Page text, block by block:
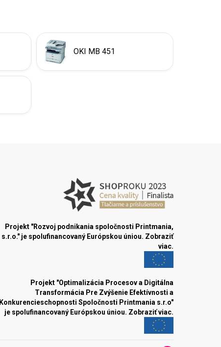
OKI MB 451
Projekt "Rozvoj podnikania spoločnosti Printmania,
s.r.o." je spolufinancovaný Európskou úniou. Zobraziť
viac.
Projekt "Optimalizácia Procesov a Digitálna
Transformácia Pre Zvýšenie Efektívnosti a
Konkurencieschopnosti Spoločnosti Printmania s.r.o"
je spolufinancovaný Európskou úniou. Zobraziť viac.